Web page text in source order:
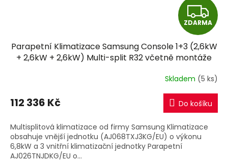
Z
D
A
R
M
A
ZDARMA
Parapetní Klimatizace Samsung Console 1+3 (2,6kW
+ 2,6kW + 2,6kW) Multi-split R32 včetně montáže
Skladem (5 ks)
112 336 Kč Do košíku
Multisplitová klimatizace od firmy Samsung Klimatizace
obsahuje vnější jednotku (AJ068TXJ3KG/EU) o výkonu
6,8kW a 3 vnitřní klimatizační jednotky Parapetní
AJ026TNJDKG/EU o...